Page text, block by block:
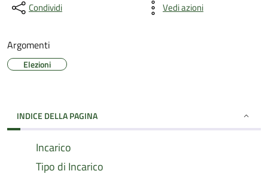
Condividi Vedi azioni
Argomenti
Elezioni
INDICE DELLA PAGINA
Incarico
Tipo di Incarico